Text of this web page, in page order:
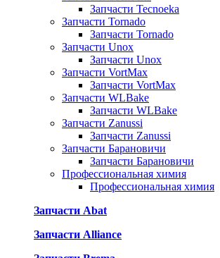
Запчасти Tecnoeka
Запчасти Tornado
Запчасти Tornado
Запчасти Unox
Запчасти Unox
Запчасти VortMax
Запчасти VortMax
Запчасти WLBake
Запчасти WLBake
Запчасти Zanussi
Запчасти Zanussi
Запчасти Барановичи
Запчасти Барановичи
Профессиональная химия
Профессиональная химия
Запчасти Abat
Запчасти Alliance